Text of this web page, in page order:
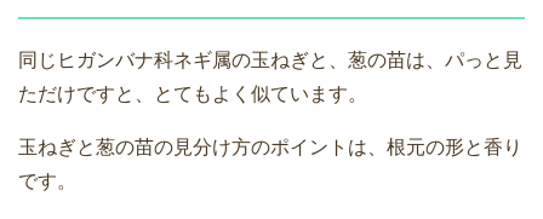
同じヒガンバナ科ネギ属の玉ねぎと、葱の苗は、パっと見
ただけですと、とてもよく似ています。
玉ねぎと葱の苗の見分け方のポイントは、根元の形と香り
です。